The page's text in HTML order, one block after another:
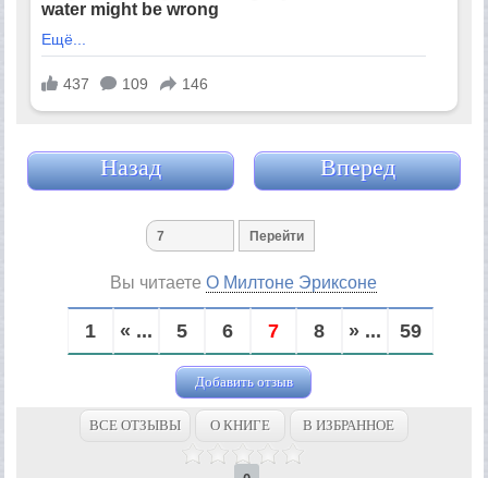
Назад Вперед
Вы читаетеО Милтоне Эриксоне
1 « ... 5 6 7 8 » ... 59
Добавить отзыв
ВСЕ ОТЗЫВЫ О КНИГЕ В ИЗБРАННОЕ